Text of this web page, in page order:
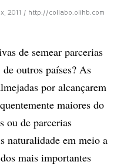
2011 / http://collabo.olihb.com
de semear parcerias
outros países? As
por alcançarem
maiores do
ou de parcerias
naturalidade em meio a
mais importantes